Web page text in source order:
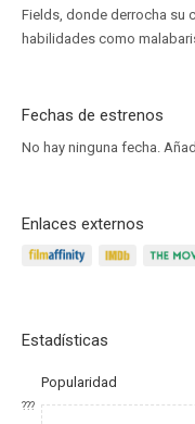
Fields, donde derrocha su
habilidades como
Fechas de estrenos
No hay ninguna fecha.
Enlaces externos
Estadísticas
Popularidad
???